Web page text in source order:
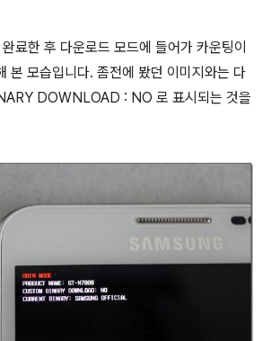
료한 후 다운로드 모드에 들어가 카운팅이
본 모습입니다. 좀전에 봤던 이미지와는 다
DOWNLOAD : NO 로 표시되는 것을